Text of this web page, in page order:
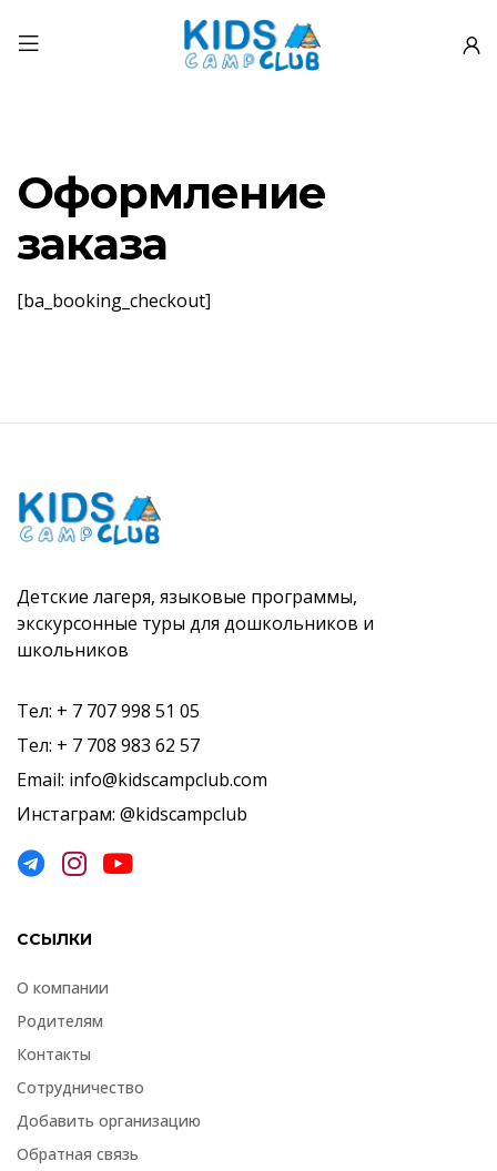
Оформление
заказа
[ba_booking_checkout]
Детские лагеря, языковые программы,
экскурсонные туры для дошкольников и
школьников
Тел: + 7 707 998 51 05
Тел: + 7 708 983 62 57
Email: info@kidscampclub.com
Инстаграм: @kidscampclub
ССЫЛКИ
О компании
Родителям
Контакты
Сотрудничество
Добавить организацию
Обратная связь